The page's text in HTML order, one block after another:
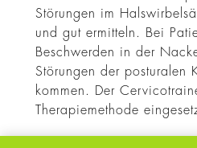
Störungen im
und gut ermitteln.
Bei
Beschwerden in der
Störungen der posturalen
kommen. Der
Therapiemethode